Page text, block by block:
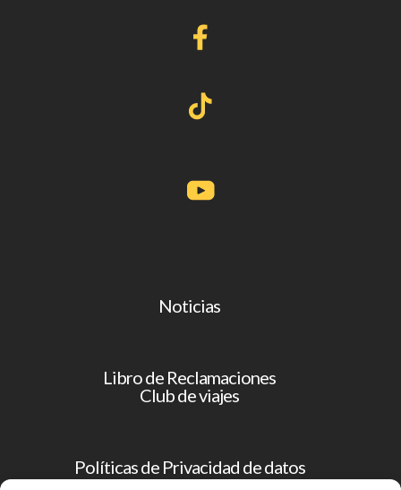
Noticias
Libro de Reclamaciones
Club de viajes
Políticas de Privacidad de datos
Operador Turístico